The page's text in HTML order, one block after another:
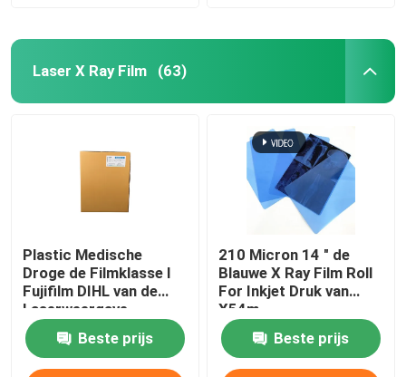
Laser X Ray Film (63)
Plastic Medische
Droge de Filmklasse I
Fujifilm DIHL van de
Laserweergave
Beste prijs
210 Micron 14 " de
Blauwe X Ray Film Roll
For Inkjet Druk van
X54m
Beste prijs